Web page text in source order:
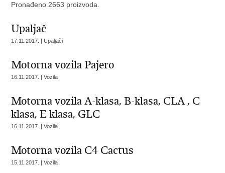
Pronađeno 2663 proizvoda.
Upaljač
17.11.2017. | Upaljači
Motorna vozila Pajero
16.11.2017. | Vozila
Motorna vozila A-klasa, B-klasa, CLA , C
klasa, E klasa, GLC
16.11.2017. | Vozila
Motorna vozila C4 Cactus
15.11.2017. | Vozila